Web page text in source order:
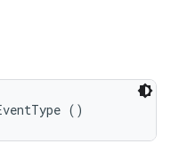
()